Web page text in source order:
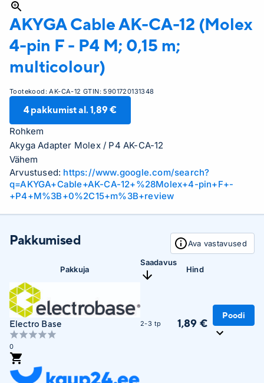
AKYGACable AK-CA-12 (Molex
4-pin F - P4 M; 0,15 m;
multicolour)
Tootekood:AK-CA-12 GTIN:5901720131348
4pakkumist al. 1,89 €
Rohkem
Akyga Adapter Molex / P4 AK-CA-12
Vähem
Arvustused: https://www.google.com/search?
q=AKYGA+Cable+AK-CA-12+%28Molex+4-pin+F+-
+P4+M%3B+0%2C15+m%3B+review
Pakkumised Ava vastavused
Pakkuja
Saadavus
Hind
Electro Base
0
2-3 tp 1,89 €
Poodi